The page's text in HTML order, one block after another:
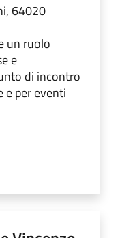
64020
un ruolo
e
di incontro
e per eventi